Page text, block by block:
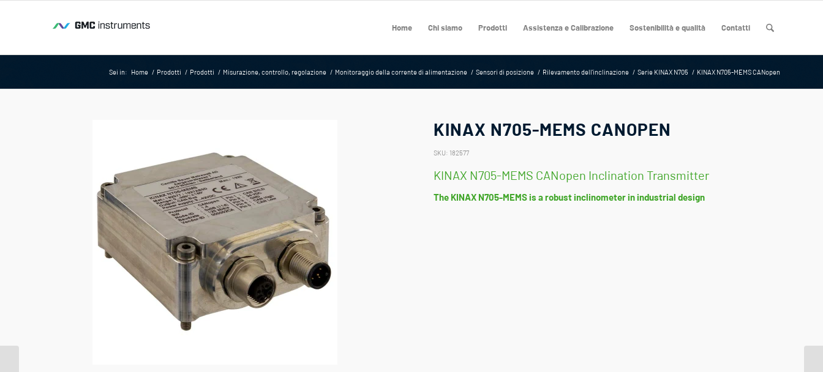
Home Chi siamo Prodotti Assistenza e Calibrazione Sostenibilità e qualità Contatti
Sei in: Home / Prodotti / Prodotti / Misurazione, controllo, regolazione / Monitoraggio della corrente di alimentazione / Sensori di posizione / Rilevamento dell'inclinazione / Serie KINAX N705 / KINAX N705-MEMS CANopen
KINAX N705-MEMS CANOPEN
SKU: 182577
KINAX N705-MEMS CANopen Inclination Transmitter
The KINAX N705-MEMS is a robust inclinometer in industrial design